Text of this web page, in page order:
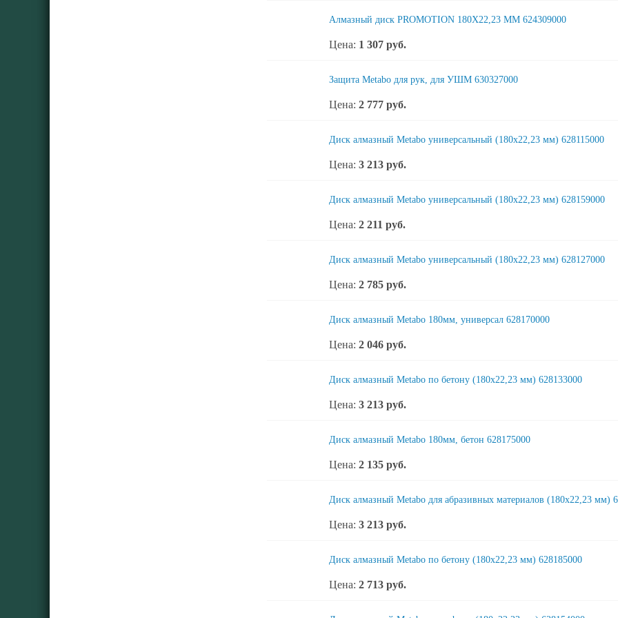
Алмазный диск PROMOTION 180X22,23 ММ 624309000
Цена: 1 307 руб.
Защита Metabo для рук, для УШМ 630327000
Цена: 2 777 руб.
Диск алмазный Metabo универсальный (180x22,23 мм) 628115000
Цена: 3 213 руб.
Диск алмазный Metabo универсальный (180x22,23 мм) 628159000
Цена: 2 211 руб.
Диск алмазный Metabo универсальный (180x22,23 мм) 628127000
Цена: 2 785 руб.
Диск алмазный Metabo 180мм, универсал 628170000
Цена: 2 046 руб.
Диск алмазный Metabo по бетону (180x22,23 мм) 628133000
Цена: 3 213 руб.
Диск алмазный Metabo 180мм, бетон 628175000
Цена: 2 135 руб.
Диск алмазный Metabo для абразивных материалов (180x22,23 мм)
Цена: 3 213 руб.
Диск алмазный Metabo по бетону (180x22,23 мм) 628185000
Цена: 2 713 руб.